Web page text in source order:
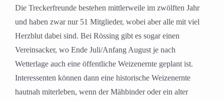
Die Treckerfreunde bestehen mittlerweile im zwölften Jahr
und haben zwar nur 51 Mitglieder, wobei aber alle mit viel
Herzblut dabei sind. Bei Rössing gibt es sogar einen
Vereinsacker, wo Ende Juli/Anfang August je nach
Wetterlage auch eine öffentliche Weizenernte geplant ist.
Interessenten können dann eine historische Weizenernte
hautnah miterleben, wenn der Mähbinder oder ein alter